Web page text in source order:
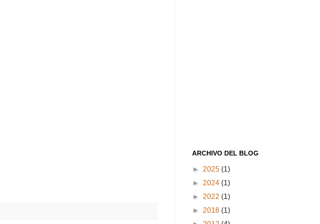
ARCHIVO DEL BLOG
► 2025 (1)
► 2024 (1)
► 2022 (1)
► 2018 (1)